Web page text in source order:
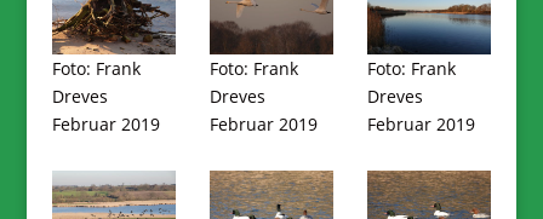
Foto: Frank
Dreves
Februar 2019
Foto: Frank
Dreves
Februar 2019
Foto: Frank
Dreves
Februar 2019